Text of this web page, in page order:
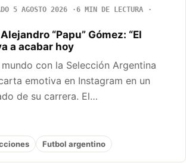
5 AGOSTO 2026
6 MIN DE LECTURA
“Papu” Gómez: “El
a acabar hoy
con la Selección Argentina
emotiva en Instagram en un
de su carrera. El…
Futbol argentino